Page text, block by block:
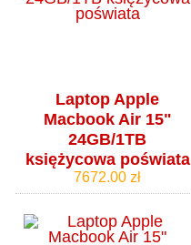
Laptop Apple
Macbook Air 15"
24GB/1TB
księżycowa poświata
7672.00 zł